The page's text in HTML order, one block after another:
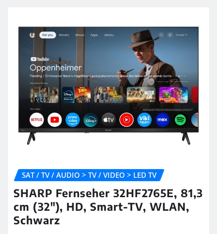
SAT / TV / AUDIO > TV / VIDEO > LED TV
SHARP Fernseher 32HF2765E, 81,3
cm (32″), HD, Smart-TV, WLAN,
Schwarz